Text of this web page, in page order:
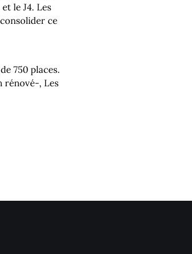
le J4. Les
ce
750 places.
rénové-, Les